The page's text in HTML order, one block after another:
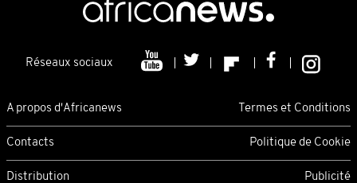
Réseaux sociaux
A propos d'Africanews Termes et Conditions
Contacts Politique de Cookie
Distribution Publicité